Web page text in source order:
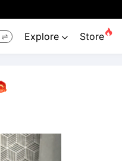
 Explore  Store